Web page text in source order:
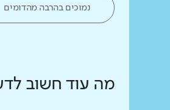
נמוכים בהרבה מהדומים
מה עוד חשוב